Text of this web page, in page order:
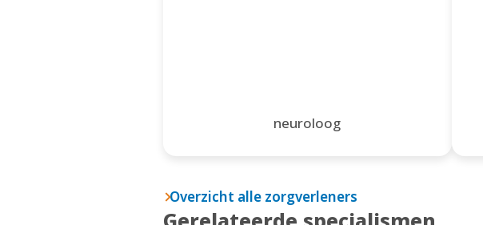
neuroloog
Overzicht alle zorgverleners